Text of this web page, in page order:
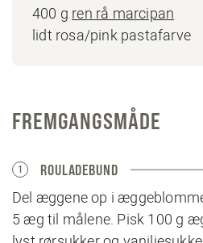
400 g ren rå marcipan
lidt rosa/pink pastafarve
FREMGANGSMÅDE
1 ROULADEBUND
Del æggene op i
5 æg til målene. Pisk 100 g